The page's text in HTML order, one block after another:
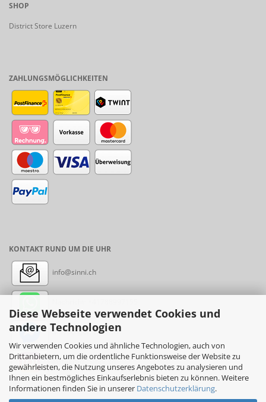
Diese Webseite verwendet Cookies und
andere Technologien
Wir verwenden Cookies und ähnliche Technologien, auch von
Drittanbietern, um die ordentliche Funktionsweise der Website zu
gewährleisten, die Nutzung unseres Angebotes zu analysieren und
Ihnen ein bestmögliches Einkaufserlebnis bieten zu können. Weitere
Informationen finden Sie in unserer Datenschutzerklärung.
SHOP
District Store Luzern
ZAHLUNGSMÖGLICHKEITEN
KONTAKT RUND UM DIE UHR
info@sinni.ch
Messenger: sinni.ch
Instagram: sinni_ch